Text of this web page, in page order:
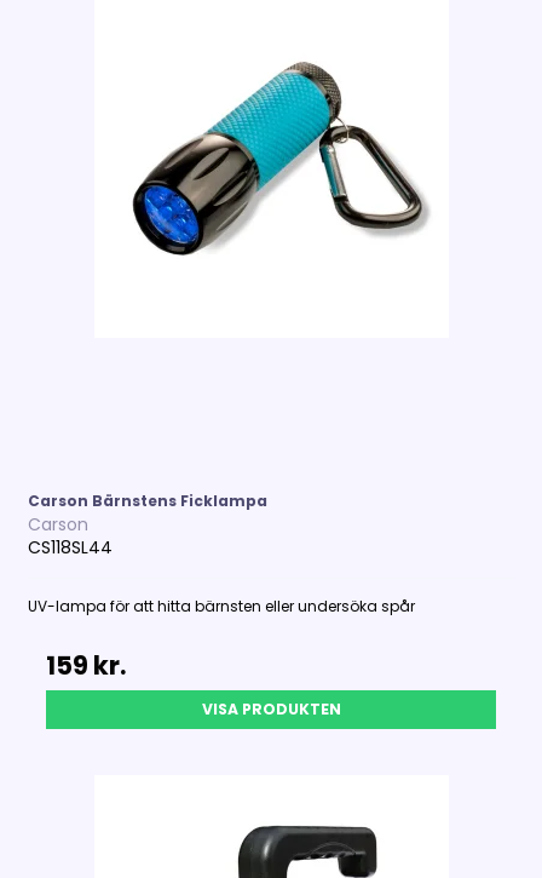
Carson Bärnstens Ficklampa
Carson
CS118SL44
UV-lampa för att hitta bärnsten eller undersöka spår
159 kr.
VISA PRODUKTEN